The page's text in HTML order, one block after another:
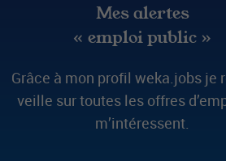
Mes alertes
« emploi public »
Grâce à mon profil weka.jobs je
veille sur toutes les offres
m’intéressent.